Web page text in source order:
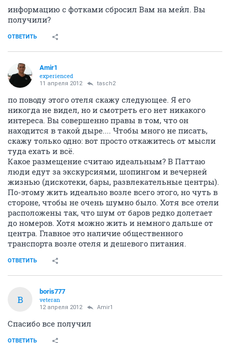
информацию с фотками сбросил Вам на мейл. Вы
получили?
ОТВЕТИТЬ
Amir1
experienced
11 апреля 2012 tasch2
по поводу этого отеля скажу следующее. Я его
никогда не видел, но и смотреть его нет никакого
интереса. Вы совершенно правы в том, что он
находится в такой дыре.... Чтобы много не писать,
скажу только одно: вот просто откажитесь от мысли
туда ехать и всё.
Какое размещение считаю идеальным? В Паттаю
люди едут за экскурсиями, шопингом и вечерней
жизнью (дискотеки, бары, развлекательные центры).
По-этому жить идеально возле всего этого, но чуть в
стороне, чтобы не очень шумно было. Хотя все отели
расположены так, что шум от баров редко долетает
до номеров. Хотя можно жить и немного дальше от
центра. Главное это наличие общественного
транспорта возле отеля и дешевого питания.
ОТВЕТИТЬ
B
boris777
veteran
12 апреля 2012 Amir1
Cпасибо все получил
ОТВЕТИТЬ